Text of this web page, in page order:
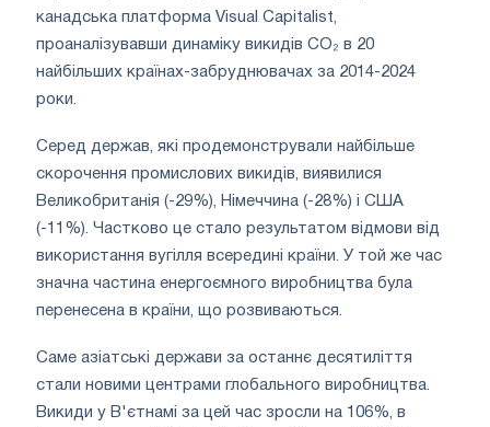
канадська платформа Visual Capitalist,
проаналізувавши динаміку викидів CO₂ в 20
найбільших країнах-забруднювачах за 2014-2024
роки.
Серед держав, які продемонстрували найбільше
скорочення промислових викидів, виявилися
Великобританія (-29%), Німеччина (-28%) і США
(-11%). Частково це стало результатом відмови від
використання вугілля всередині країни. У той же час
значна частина енергоємного виробництва була
перенесена в країни, що розвиваються.
Саме азіатські держави за останнє десятиліття
стали новими центрами глобального виробництва.
Викиди у В'єтнамі за цей час зросли на 106%, в